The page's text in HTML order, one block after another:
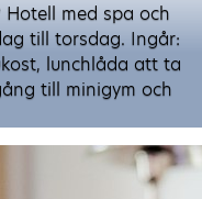
med spa och
till torsdag. Ingår:
lunchlåda att ta
till minigym och